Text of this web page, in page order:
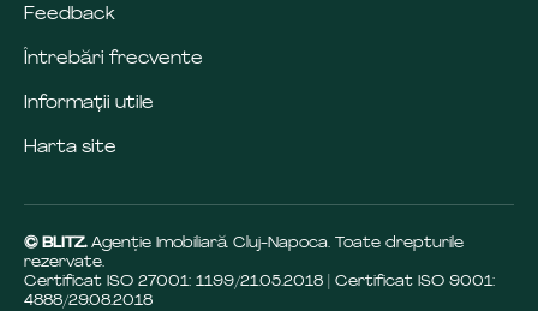
Feedback
Întrebări frecvente
Informații utile
Harta site
© BLITZ. Agenție Imobiliară Cluj-Napoca. Toate drepturile
rezervate.
Certificat ISO 27001: 1199/21.05.2018 | Certificat ISO 9001:
4888/29.08.2018